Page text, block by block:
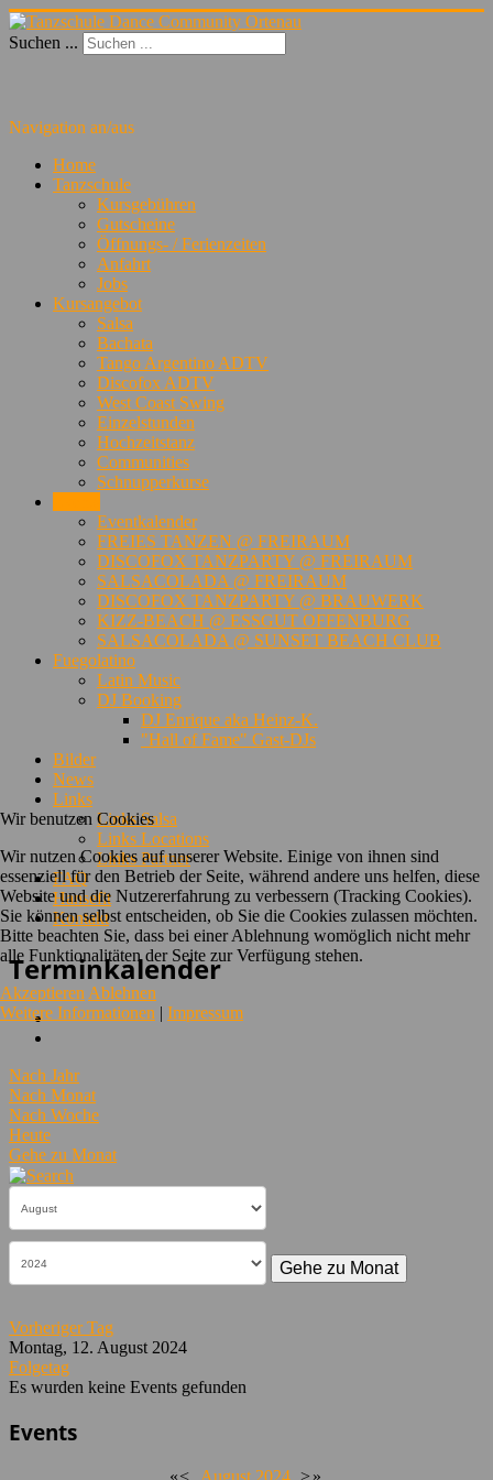
Suchen ...
Navigation an/aus
Home
Tanzschule
Kursgebühren
Gutscheine
Öffnungs- / Ferienzeiten
Anfahrt
Jobs
Kursangebot
Salsa
Bachata
Tango Argentino ADTV
Discofox ADTV
West Coast Swing
Einzelstunden
Hochzeitstanz
Communities
Schnupperkurse
Eventkalender
FREIES TANZEN @ FREIRAUM
DISCOFOX TANZPARTY @ FREIRAUM
SALSACOLADA @ FREIRAUM
DISCOFOX TANZPARTY @ BRAUWERK
KIZZ-BEACH @ ESSGUT OFFENBURG
SALSACOLADA @ SUNSET BEACH CLUB
Fuegolatino
Latin Music
DJ Booking
DJ Enrique aka Heinz-K.
"Hall of Fame" Gast-DJs
Bilder
News
Links
Links Salsa
Links Locations
Links Partner
FAQ
Hansefit
Kontakt
Terminkalender
Nach Jahr
Nach Monat
Nach Woche
Heute
Gehe zu Monat
Gehe zu Monat
Vorheriger Tag
Montag, 12. August 2024
Folgetag
Es wurden keine Events gefunden
Events
«< August 2024 > »
Wir benutzen Cookies
Wir nutzen Cookies auf unserer Website. Einige von ihnen sind
essenziell für den Betrieb der Seite, während andere uns helfen, diese
Website und die Nutzererfahrung zu verbessern (Tracking Cookies).
Sie können selbst entscheiden, ob Sie die Cookies zulassen möchten.
Bitte beachten Sie, dass bei einer Ablehnung womöglich nicht mehr
alle Funktionalitäten der Seite zur Verfügung stehen.
Akzeptieren Ablehnen
Weitere Informationen | Impressum